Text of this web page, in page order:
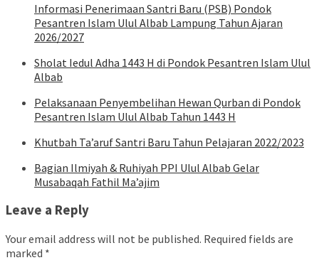
Informasi Penerimaan Santri Baru (PSB) Pondok
Pesantren Islam Ulul Albab Lampung Tahun Ajaran
2026/2027
Sholat Iedul Adha 1443 H di Pondok Pesantren Islam Ulul
Albab
Pelaksanaan Penyembelihan Hewan Qurban di Pondok
Pesantren Islam Ulul Albab Tahun 1443 H
Khutbah Ta’aruf Santri Baru Tahun Pelajaran 2022/2023
Bagian Ilmiyah & Ruhiyah PPI Ulul Albab Gelar
Musabaqah Fathil Ma’ajim
Leave a Reply
Your email address will not be published. Required fields are
marked *